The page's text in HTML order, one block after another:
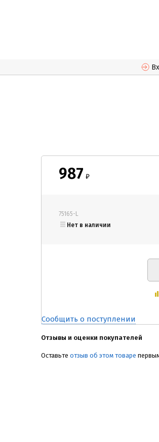
987 ₽
75165-L
Нет в наличии
Сообщить о поступлении
Отзывы и оценки покупателей
Оставьте отзыв об этом товаре